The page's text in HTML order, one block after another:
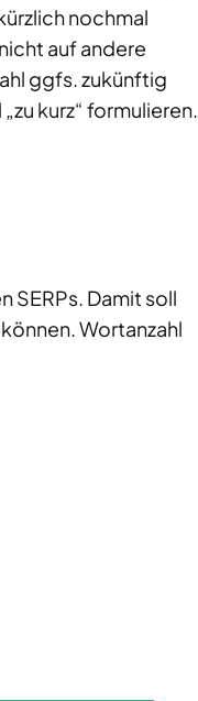
nochmal
auf andere
ggfs. zukünftig
kurz“ formulieren.
SERPs. Damit soll
Wortanzahl